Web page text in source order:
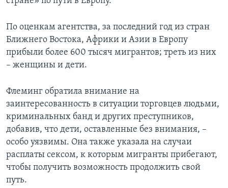
По оценкам агентства, за последний год из стран
Ближнего Востока, Африки и Азии в Европу
прибыли более 600 тысяч мигрантов; треть из них
– женщины и дети.
Флеминг обратила внимание на
заинтересованность в ситуации торговцев людьми,
криминальных банд и других преступников,
добавив, что дети, оставленные без внимания, –
особо уязвимы. Она также указала на случаи
расплаты сексом, к которым мигранты прибегают,
чтобы получить возможность продолжить свой
путь.